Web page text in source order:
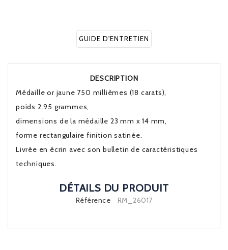
GUIDE D'ENTRETIEN
DESCRIPTION
Médaille or jaune 750 millièmes (18 carats),
poids 2.95 grammes,
dimensions de la médaille 23 mm x 14 mm,
forme rectangulaire finition satinée.
Livrée en écrin avec son bulletin de caractéristiques
techniques.
DÉTAILS DU PRODUIT
Référence RM_26017